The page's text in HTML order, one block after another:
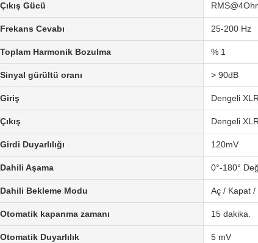
Çıkış Gücü
Frekans Cevabı 25-200 Hz
Toplam Harmonik Bozulma % 1
Sinyal gürültü oranı > 90dB
Giriş Dengeli
Çıkış Dengeli
Girdi Duyarlılığı 120mV
Dahili Aşama 0°-180°
Dahili Bekleme Modu Aç / Kapat
Otomatik kapanma zamanı 15 dakika.
Otomatik Duyarlılık 5 mV